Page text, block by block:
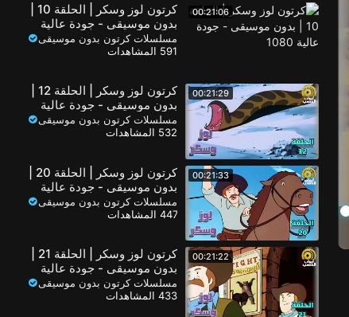
00:21:06
كرتون لوز وسكر | الحلقة 10 |
بدون موسيقى - جودة عالية
1080
مسلسلات كرتون بدون موسيقى
591 المشاهدات
00:21:29
كرتون لوز وسكر | الحلقة 12 |
بدون موسيقى - جودة عالية
1080
مسلسلات كرتون بدون موسيقى
532 المشاهدات
00:21:33
بدون موسيقى - جودة عالية
1080
مسلسلات كرتون بدون موسيقى
447 المشاهدات
00:21:22
بدون موسيقى - جودة عالية
1080
مسلسلات كرتون بدون موسيقى
433 المشاهدات